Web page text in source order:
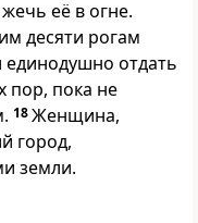
её в огне.
десяти рогам
отдать
пор, пока не
18Женщина,
город,
земли.